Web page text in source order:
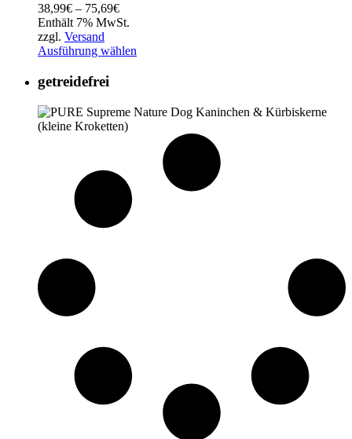
38,99€ – 75,69€Preisspanne:
38,99€
75,69€
Enthält 7% MwSt.
zzgl. Versand
Ausführung wählen
getreidefrei